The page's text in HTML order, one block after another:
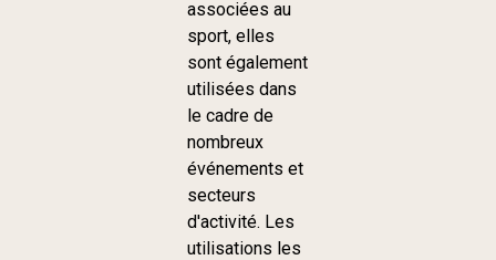
associées au
sport, elles
sont également
utilisées dans
le cadre de
nombreux
événements et
secteurs
d'activité. Les
utilisations les